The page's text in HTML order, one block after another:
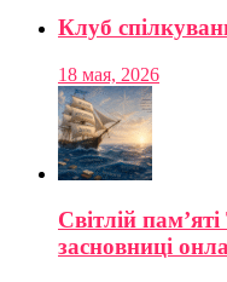
Клуб
18 мая, 2026
Світлій
засновниці